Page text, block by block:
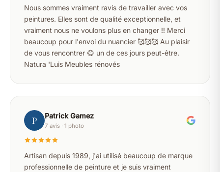
Nous sommes vraiment ravis de travailler avec vos
peintures. Elles sont de qualité exceptionnelle, et
vraiment nous ne voulons plus en changer !! Merci
beaucoup pour l'envoi du nuancier 🥰🥰🥰 Au plaisir
de vous rencontrer 😋 un de ces jours peut-être.
Natura 'Luis Meubles rénovés
P Patrick Gamez
7 avis · 1 photo
Artisan depuis 1989, j'ai utilisé beaucoup de marque
professionnelle de peinture et je suis vraiment